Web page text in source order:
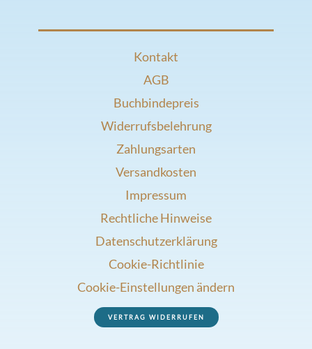
Kontakt
AGB
Buchbindepreis
Widerrufsbelehrung
Zahlungsarten
Versandkosten
Impressum
Rechtliche Hinweise
Datenschutzerklärung
Cookie-Richtlinie
Cookie-Einstellungen ändern
VERTRAG WIDERRUFEN